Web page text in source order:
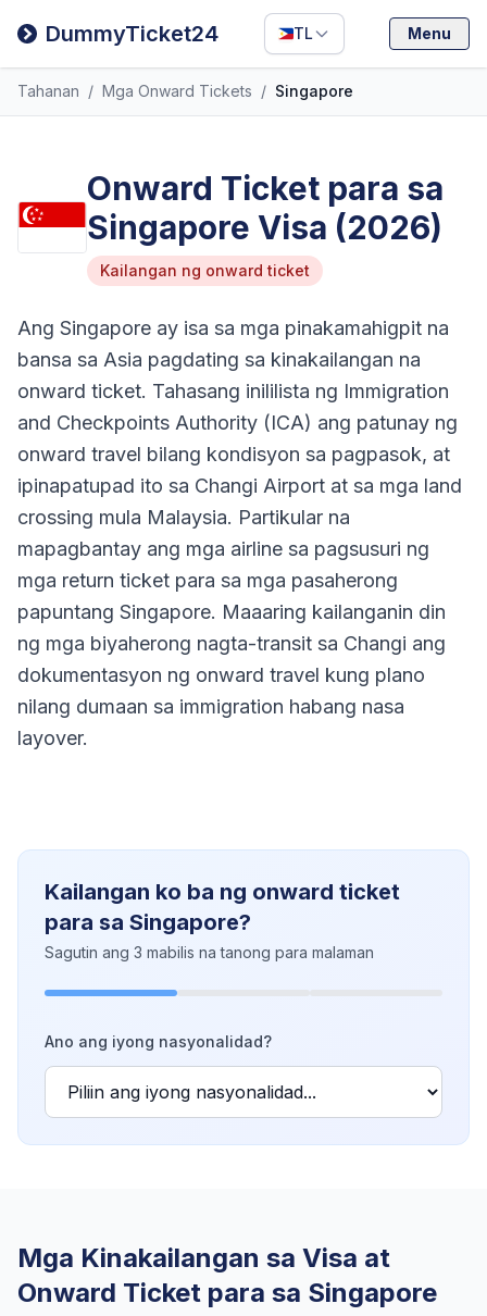
DummyTicket24 TL
Filipino
Deutsch
Español
Menu
Tahanan / Mga Onward Tickets / Singapore
Onward Ticket para sa
Singapore Visa (2026)
Kailangan ng onward ticket
Ang Singapore ay isa sa mga pinakamahigpit na
bansa sa Asia pagdating sa kinakailangan na
onward ticket. Tahasang inililista ng Immigration
and Checkpoints Authority (ICA) ang patunay ng
onward travel bilang kondisyon sa pagpasok, at
ipinapatupad ito sa Changi Airport at sa mga land
crossing mula Malaysia. Partikular na
mapagbantay ang mga airline sa pagsusuri ng
mga return ticket para sa mga pasaherong
papuntang Singapore. Maaaring kailanganin din
ng mga biyaherong nagta-transit sa Changi ang
dokumentasyon ng onward travel kung plano
nilang dumaan sa immigration habang nasa
layover.
Kailangan ko ba ng onward ticket
para sa Singapore?
Sagutin ang 3 mabilis na tanong para malaman
Ano ang iyong nasyonalidad?
Mga Kinakailangan sa Visa at
Onward Ticket para sa Singapore